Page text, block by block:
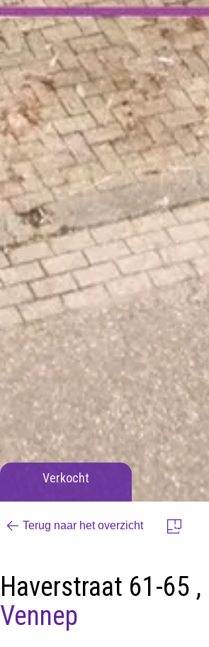
Verkocht
Terug naar het overzicht
Haverstraat 61-65 ,
Vennep